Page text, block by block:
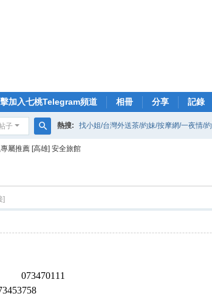
加入七桃Telegram頻道 相冊 分享 記錄
子
搜
熱搜: 找小姐/台灣外送茶/約妹/按摩網/一夜情/
屬推薦 [高雄] 安全旅館
]
073470111